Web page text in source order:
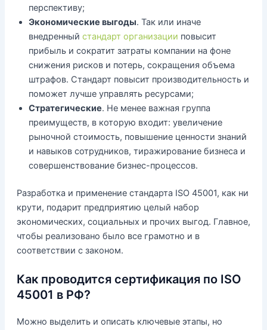
перспективу;
Экономические выгоды. Так или иначе
внедренный стандарт организации повысит
прибыль и сократит затраты компании на фоне
снижения рисков и потерь, сокращения объема
штрафов. Стандарт повысит производительность и
поможет лучше управлять ресурсами;
Стратегические. Не менее важная группа
преимуществ, в которую входит: увеличение
рыночной стоимость, повышение ценности знаний
и навыков сотрудников, тиражирование бизнеса и
совершенствование бизнес-процессов.
Разработка и применение стандарта ISO 45001, как ни
крути, подарит предприятию целый набор
экономических, социальных и прочих выгод. Главное,
чтобы реализовано было все грамотно и в
соответствии с законом.
Как проводится сертификация по ISO
45001 в РФ?
Можно выделить и описать ключевые этапы, но